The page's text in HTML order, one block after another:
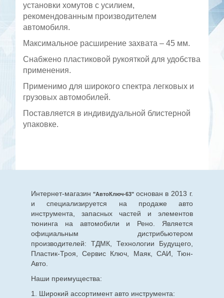
установки хомутов с усилием,
рекомендованным производителем
автомобиля.
Максимальное расширение захвата – 45 мм.
Снабжено пластиковой рукояткой для удобства
применения.
Применимо для широкого спектра легковых и
грузовых автомобилей.
Поставляется в индивидуальной блистерной
упаковке.
Интернет-магазин "АвтоКлюч-63" основан в 2013 г.
и специализируется на продаже авто
инструмента, запасных частей и элементов
тюнинга на автомобили и Рено. Является
официальным дистрибьютером
производителей: ТДМК, Технологии Будущего,
Пластик-Троя, Сервис Ключ, Маяк, САИ, Тюн-
Авто.
Наши преимущества:
1. Широкий ассортимент авто инструмента: